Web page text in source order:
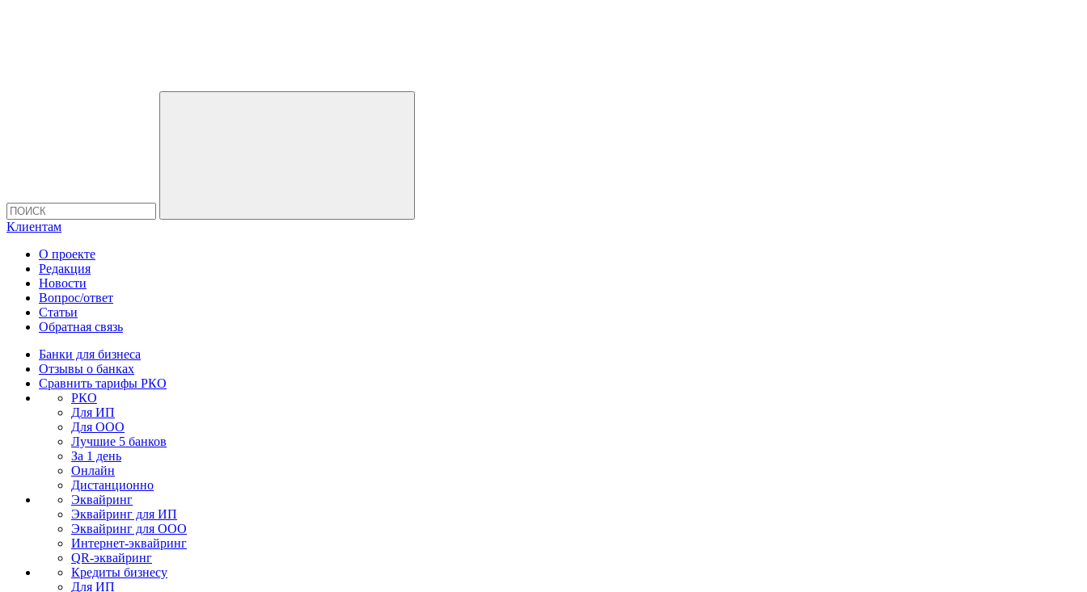
Клиентам
О проекте
Редакция
Новости
Вопрос/ответ
Статьи
Обратная связь
Банки для бизнеса
Отзывы о банках
Сравнить тарифы РКО
РКО
Для ИП
Для ООО
Лучшие 5 банков
За 1 день
Онлайн
Дистанционно
Эквайринг
Эквайринг для ИП
Эквайринг для ООО
Интернет-эквайринг
QR-эквайринг
Кредиты бизнесу
Для ИП